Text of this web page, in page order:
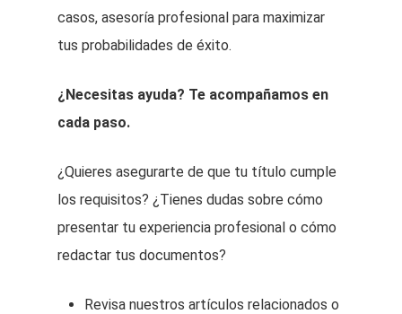
casos, asesoría profesional para maximizar
tus probabilidades de éxito.
¿Necesitas ayuda? Te acompañamos en
cada paso.
¿Quieres asegurarte de que tu título cumple
los requisitos? ¿Tienes dudas sobre cómo
presentar tu experiencia profesional o cómo
redactar tus documentos?
Revisa nuestros artículos relacionados o